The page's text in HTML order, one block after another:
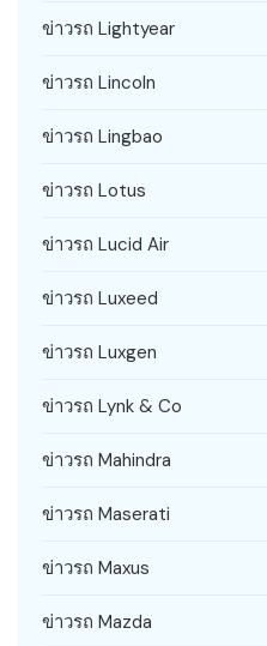
ข่าวรถ Lightyear
ข่าวรถ Lincoln
ข่าวรถ Lingbao
ข่าวรถ Lotus
ข่าวรถ Lucid Air
ข่าวรถ Luxeed
ข่าวรถ Luxgen
ข่าวรถ Lynk & Co
ข่าวรถ Mahindra
ข่าวรถ Maserati
ข่าวรถ Maxus
ข่าวรถ Mazda